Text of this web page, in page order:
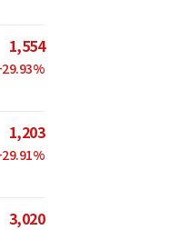
1,554
29.93%
1,203
29.91%
3,020